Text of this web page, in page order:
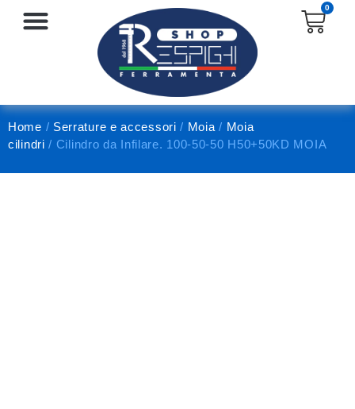
0
Home / Serrature e accessori / Moia / Moia
cilindri / Cilindro da Infilare. 100-50-50 H50+50KD MOIA